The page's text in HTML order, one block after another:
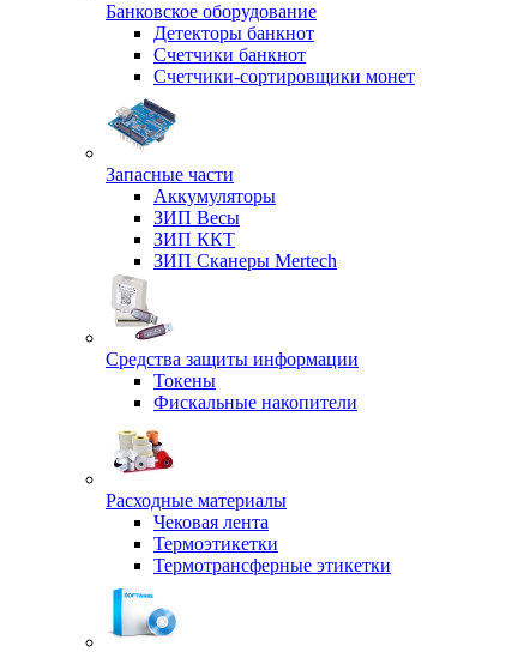
Банковское оборудование
Детекторы банкнот
Счетчики банкнот
Счетчики-сортировщики монет
Запасные части
Аккумуляторы
ЗИП Весы
ЗИП ККТ
ЗИП Сканеры Mertech
Средства защиты информации
Токены
Фискальные накопители
Расходные материалы
Чековая лента
Термоэтикетки
Термотрансферные этикетки